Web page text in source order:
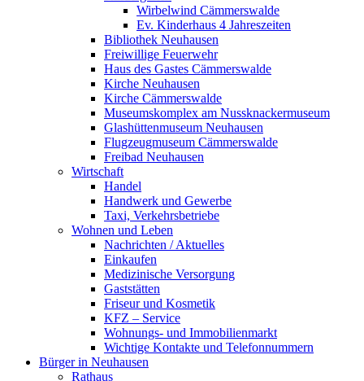
Wirbelwind Cämmerswalde
Ev. Kinderhaus 4 Jahreszeiten
Bibliothek Neuhausen
Freiwillige Feuerwehr
Haus des Gastes Cämmerswalde
Kirche Neuhausen
Kirche Cämmerswalde
Museumskomplex am Nussknackermuseum
Glashüttenmuseum Neuhausen
Flugzeugmuseum Cämmerswalde
Freibad Neuhausen
Wirtschaft
Handel
Handwerk und Gewerbe
Taxi, Verkehrsbetriebe
Wohnen und Leben
Nachrichten / Aktuelles
Einkaufen
Medizinische Versorgung
Gaststätten
Friseur und Kosmetik
KFZ – Service
Wohnungs- und Immobilienmarkt
Wichtige Kontakte und Telefonnummern
Bürger in Neuhausen
Rathaus